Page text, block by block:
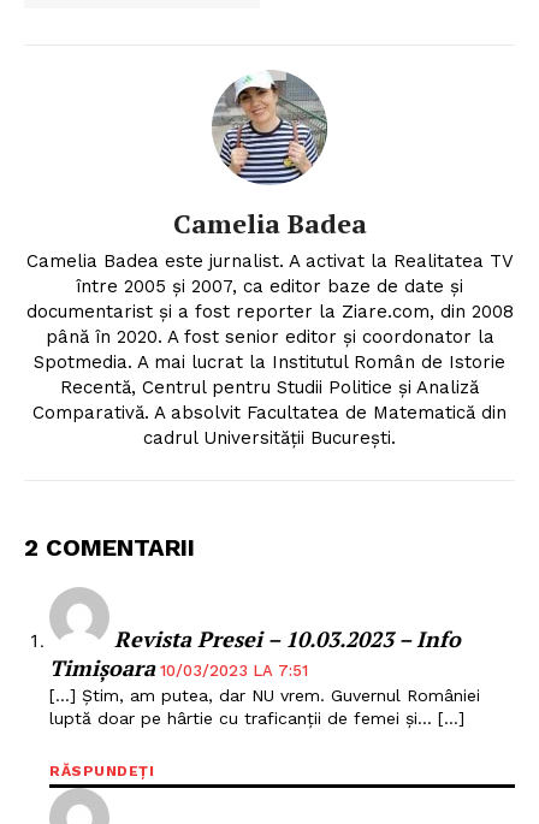
Camelia Badea
Camelia Badea este jurnalist. A activat la Realitatea TV
între 2005 și 2007, ca editor baze de date și
documentarist și a fost reporter la Ziare.com, din 2008
până în 2020. A fost senior editor și coordonator la
Spotmedia. A mai lucrat la Institutul Român de Istorie
Recentă, Centrul pentru Studii Politice şi Analiză
Comparativă. A absolvit Facultatea de Matematică din
cadrul Universității București.
2 COMENTARII
Revista Presei – 10.03.2023 – Info
Timișoara 10/03/2023 LA 7:51
[…] Știm, am putea, dar NU vrem. Guvernul României
luptă doar pe hârtie cu traficanții de femei și… […]
RĂSPUNDEȚI